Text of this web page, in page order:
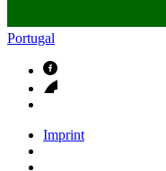
Portugal
Imprint